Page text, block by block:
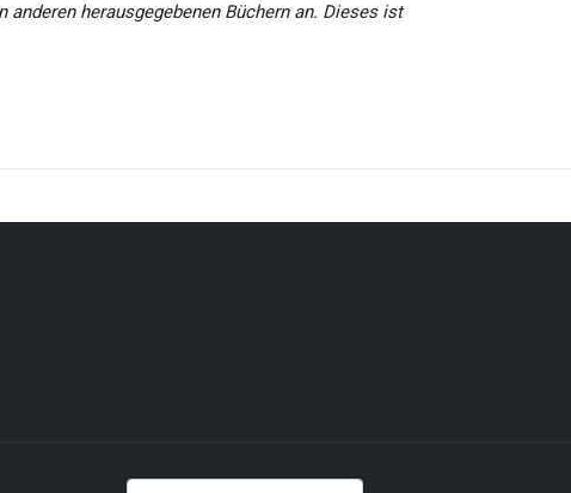
herausgegebenen Büchern an. Dieses ist
Suchen